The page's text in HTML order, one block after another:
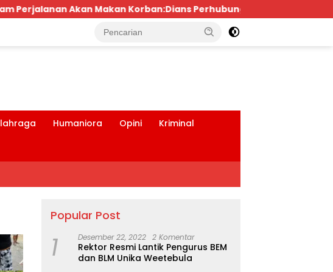
Korban:Dians Perhubungan dan Satlantas Didesak Bertindak Tegas!
Humaniora Opini Kriminal
Popular Post
1 Desember 22, 2022 2 Komentar
Rektor Resmi Lantik Pengurus BEM
dan BLM Unika Weetebula